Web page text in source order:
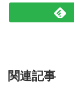
関連記事